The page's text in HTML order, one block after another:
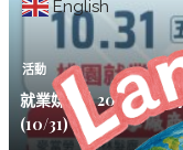
English
活動
就業媒合｜2025「職
(10/31)